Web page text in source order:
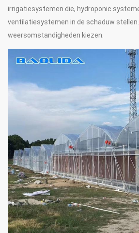
Boogdiameter
25mm, 32mm,
aangepast
Hoofdpijler
114mm,
50x100mm,
100X100mm
Norm: 60mm,
40x80mm,
De dikte van de
staalbuis
1.5mm,
3.5mm of
irrigatiesystemen die, hydroponic
ventilatiesystemen in de schaduw
weersomstandigheden kiezen.